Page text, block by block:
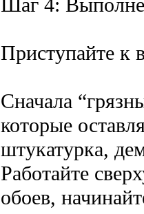
Шаг 4:
Приступайте к
Сначала
которые
штукатурка,
Работайте
обоев,